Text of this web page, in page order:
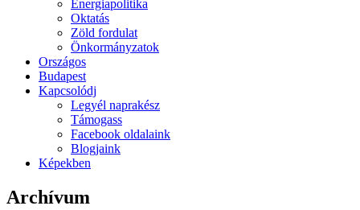
Energiapolitika
Oktatás
Zöld fordulat
Önkormányzatok
Országos
Budapest
Kapcsolódj
Legyél naprakész
Támogass
Facebook oldalaink
Blogjaink
Képekben
Archívum